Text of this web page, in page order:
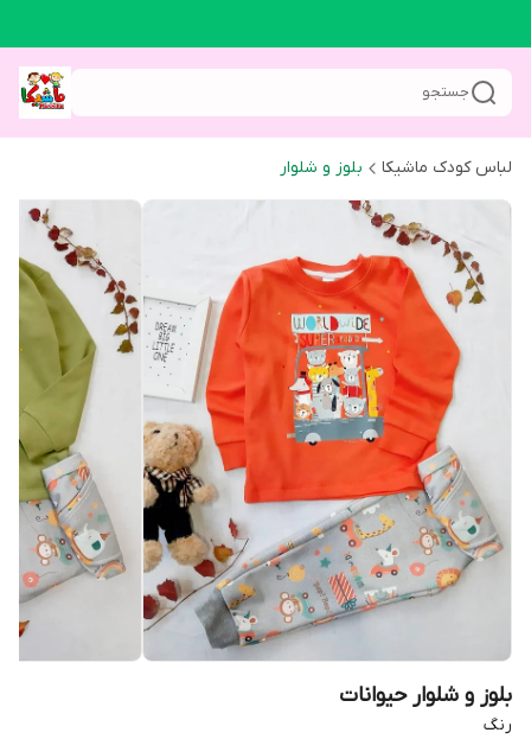
جستجو
لباس کودک ماشیکا بلوز و شلوار
بلوز و شلوار حیوانات
رنگ